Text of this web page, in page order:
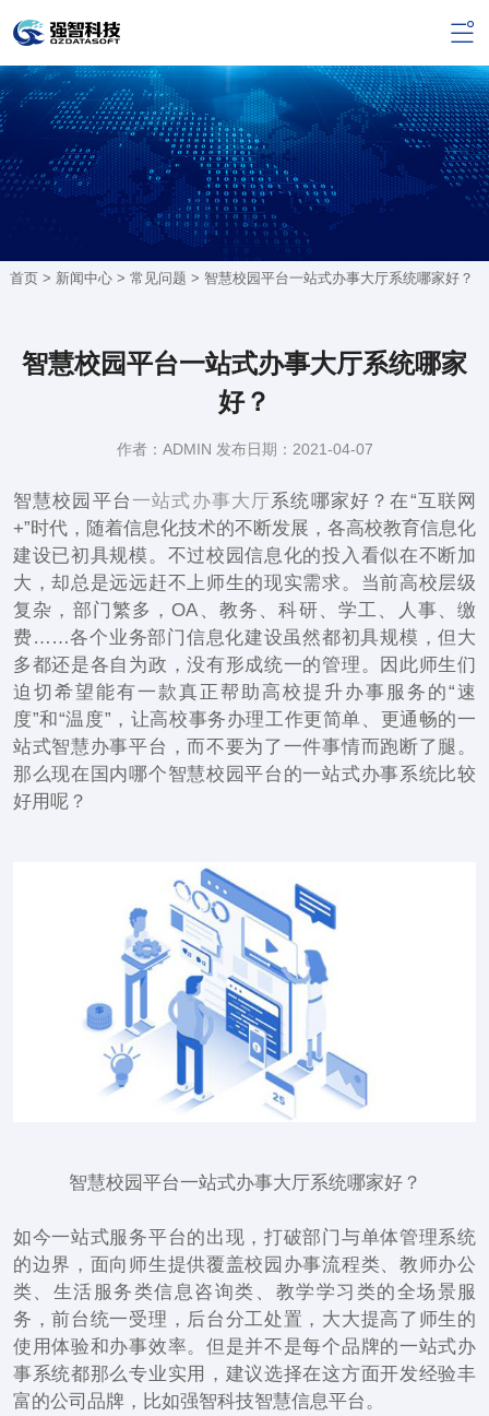
首页 > 新闻中心> 常见问题 > 智慧校园平台一站式办事大厅系统哪家好？
智慧校园平台一站式办事大厅系统哪家
好？
作者：ADMIN 发布日期：2021-04-07
智慧校园平台 一站式办事大厅系统哪家好？在“互联网
+”时代，随着信息化技术的不断发展，各高校教育信息化
建设已初具规模。不过校园信息化的投入看似在不断加
大，却总是远远赶不上师生的现实需求。当前高校层级
复杂，部门繁多，OA、教务、科研、学工、人事、缴
费……各个业务部门信息化建设虽然都初具规模，但大
多都还是各自为政，没有形成统一的管理。因此师生们
迫切希望能有一款真正帮助高校提升办事服务的“速
度”和“温度”，让高校事务办理工作更简单、更通畅的一
站式智慧办事平台，而不要为了一件事情而跑断了腿。
那么现在国内哪个智慧校园平台的一站式办事系统比较
好用呢？
智慧校园平台一站式办事大厅系统哪家好？
如今一站式服务平台的出现，打破部门与单体管理系统
的边界，面向师生提供覆盖校园办事流程类、教师办公
类、生活服务类信息咨询类、教学学习类的全场景服
务，前台统一受理，后台分工处置，大大提高了师生的
使用体验和办事效率。但是并不是每个品牌的一站式办
事系统都那么专业实用，建议选择在这方面开发经验丰
富的公司品牌，比如强智科技智慧信息平台。